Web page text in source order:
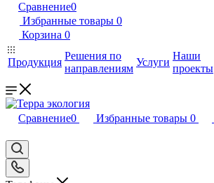
Сравнение0
Избранные товары 0
Корзина 0
Продукция
Решения по
направлениям
Услуги
Наши
проекты
Сравнение0 Избранные товары 0